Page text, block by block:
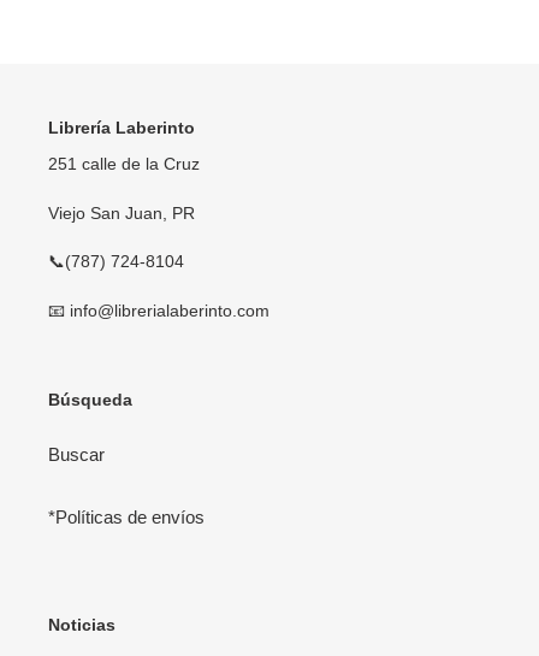
Librería Laberinto
251 calle de la Cruz
Viejo San Juan, PR
📞(787) 724-8104
📧 info@librerialaberinto.com
Búsqueda
Buscar
*Políticas de envíos
Noticias